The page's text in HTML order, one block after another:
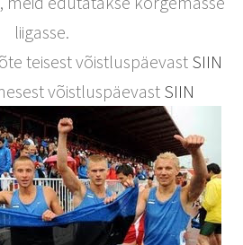
liigasse.
teisest võistluspäevast SIIN
võistluspäevastSIIN